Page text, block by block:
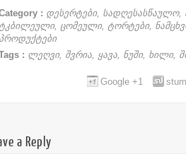
: დესერტები, სადღესასწაულო,
ტკბილეული, ცომეული, ტორტები,
პროდუქტები
: ლეღვი, შვრია, ყავა, ნუში, ხილი,
Google +1
a Reply